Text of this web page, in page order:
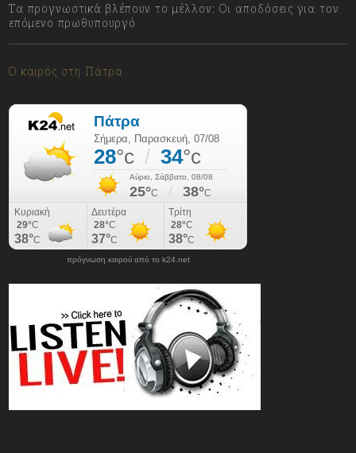
Τα προγνωστικά βλέπουν το μέλλον: Οι αποδόσεις για τον
επόμενο πρωθυπουργό
Ο καιρός στη Πάτρα
πρόγνωση καιρού από το k24.net